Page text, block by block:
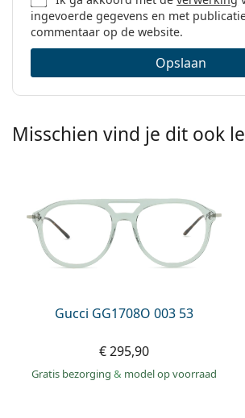
ingevoerde gegevens en met
commentaar op de website.
Opslaan
Misschien vind je dit ook
Gucci GG1708O 003 53
€ 295,90
Gratis bezorging& model op voorraad